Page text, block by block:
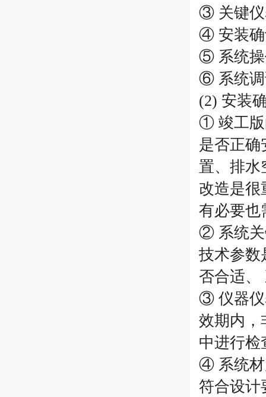
③ 关键仪
④ 安装确
⑤ 系统操
⑥ 系统调
(2) 安装
① 竣工版
是否正确
置、排水
改造是很
有必要也
② 系统关
技术参数
否合适、
③ 仪器仪
效期内，
中进行检
④ 系统材
符合设计